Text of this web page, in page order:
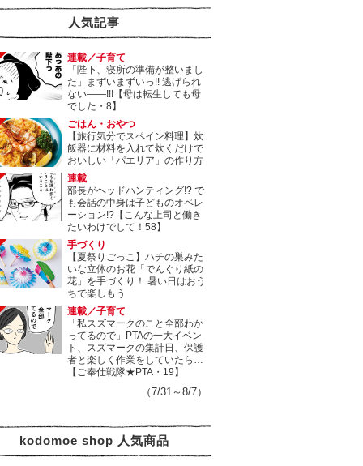
人気記事
連載／子育て
「陛下、寝所の準備が整いまし
た」まずいまずいっ!! 逃げられ
ない――!!!【母は転生しても母
でした・8】
ごはん・おやつ
【旅行気分でスペイン料理】炊
飯器に材料を入れて炊くだけで
おいしい「パエリア」の作り方
連載
部長がヘッドハンティング!? で
も会話の中身は子どものオペレ
ーション!?【こんな上司と働き
たいわけでして！58】
手づくり
【夏祭りごっこ】ハチの巣みた
いな立体のお花「でんぐり紙の
花」を手づくり！ 暑い日はおう
ちで楽しもう
連載／子育て
「私スズマークのこと全部わか
ってるので」PTAの一大イベン
ト、スズマークの集計日、保護
者と楽しく作業をしていたら…
【ご奉仕戦隊★PTA・19】
（7/31～8/7）
kodomoe shop 人気商品